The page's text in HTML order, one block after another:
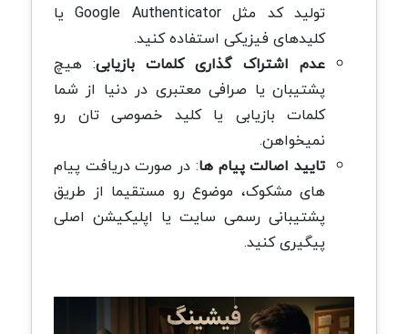
تولید کد مثل Google Authenticator یا
کلیدهای فیزیکی استفاده کنید.
عدم اشتراک گذاری کلمات بازیابی: هیچ
پشتیبان یا صرافی معتبری در دنیا از شما
کلمات بازیابی یا کلید خصوصی تان رو
نمیخواهن.
تایید اصالت پیام ها: در صورت دریافت پیام
های مشکوک، موضوع رو مستقیما از طریق
پشتیبانی رسمی سایت یا اپلیکیشن اصلی
پیگیری کنید.